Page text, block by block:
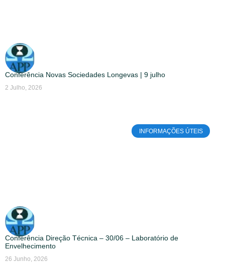
Conferência Novas Sociedades Longevas | 9 julho
2 Julho, 2026
INFORMAÇÕES ÚTEIS
Conferência Direção Técnica – 30/06 – Laboratório de
Envelhecimento
26 Junho, 2026